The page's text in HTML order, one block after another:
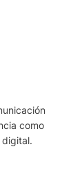
como